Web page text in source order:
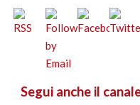
Segui anche il